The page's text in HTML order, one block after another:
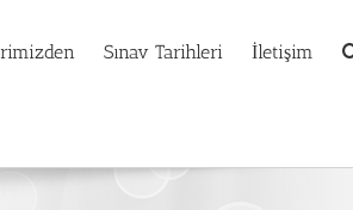
Sınav Tarihleri İletişim